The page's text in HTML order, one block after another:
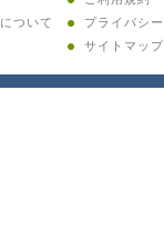
ついて
プライバシ
サイトマップ